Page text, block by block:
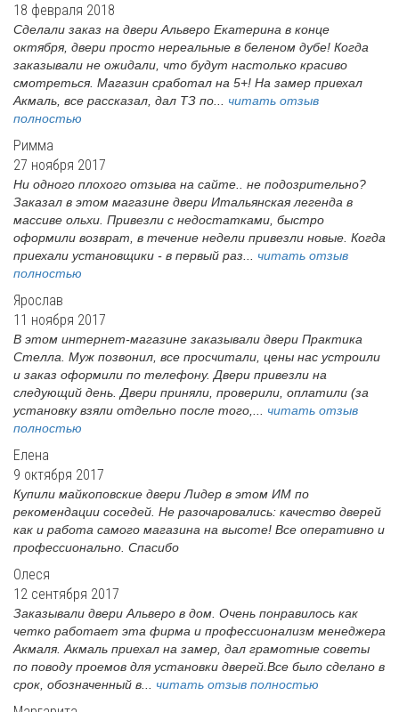
18 февраля 2018
Сделали заказ на двери Альверо Екатерина в конце
октября, двери просто нереальные в беленом дубе! Когда
заказывали не ожидали, что будут настолько красиво
смотреться. Магазин сработал на 5+! На замер приехал
Акмаль, все рассказал, дал ТЗ по... читать отзыв
полностью
Римма
27 ноября 2017
Ни одного плохого отзыва на сайте.. не подозрительно?
Заказал в этом магазине двери Итальянская легенда в
массиве ольхи. Привезли с недостатками, быстро
оформили возврат, в течение недели привезли новые. Когда
приехали установщики - в первый раз... читать отзыв
полностью
Ярослав
11 ноября 2017
В этом интернет-магазине заказывали двери Практика
Стелла. Муж позвонил, все просчитали, цены нас устроили
и заказ оформили по телефону. Двери привезли на
следующий день. Двери приняли, проверили, оплатили (за
установку взяли отдельно после того,... читать отзыв
полностью
Елена
9 октября 2017
Купили майкоповские двери Лидер в этом ИМ по
рекомендации соседей. Не разочаровались: качество дверей
как и работа самого магазина на высоте! Все оперативно и
профессионально. Спасибо
Олеся
12 сентября 2017
Заказывали двери Альверо в дом. Очень понравилось как
четко работает эта фирма и профессионализм менеджера
Акмаля. Акмаль приехал на замер, дал грамотные советы
по поводу проемов для установки дверей.Все было сделано в
срок, обозначенный в... читать отзыв полностью